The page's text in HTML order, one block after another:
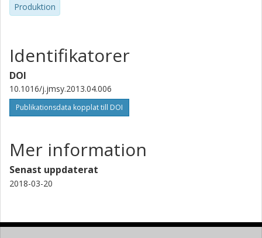
Produktion
Identifikatorer
DOI
10.1016/j.jmsy.2013.04.006
Publikationsdata kopplat till DOI
Mer information
Senast uppdaterat
2018-03-20